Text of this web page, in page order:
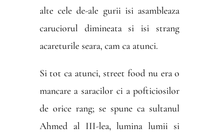
alte cele de-ale gurii isi asambleaza
caruciorul dimineata si isi strang
acareturile seara, cam ca atunci.
Si tot ca atunci, street food nu era o
mancare a saracilor ci a pofticiosilor
de orice rang; se spune ca sultanul
Ahmed al III-lea, lumina lumii si